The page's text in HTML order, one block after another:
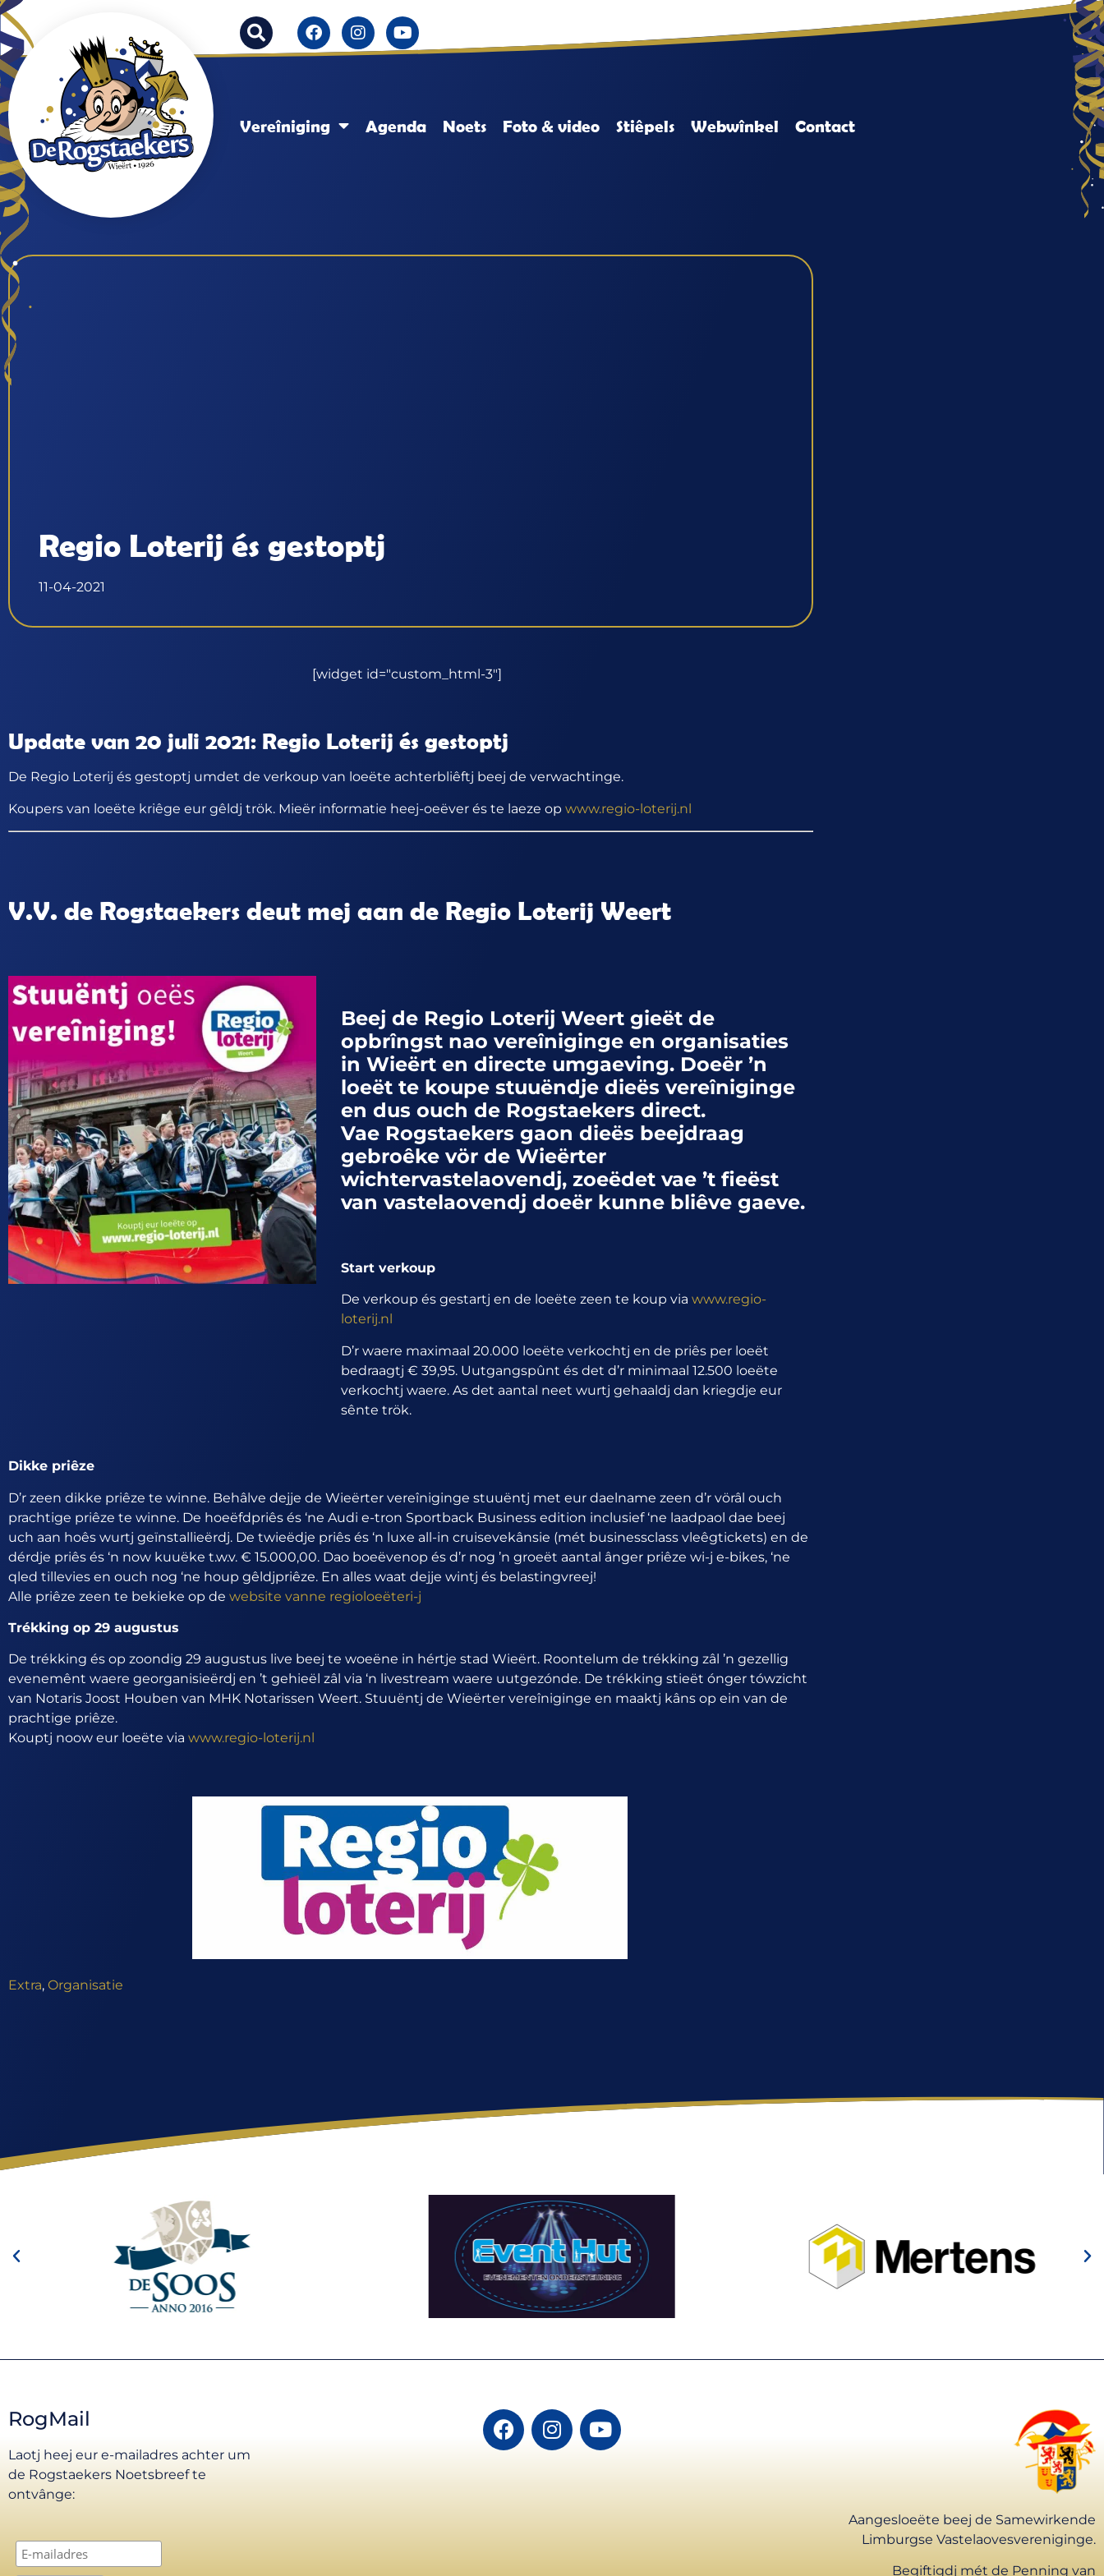
Vereîniging Agenda Noets Foto & video Stiêpels Webwînkel Contact
Regio Loterij és gestoptj
11-04-2021
[widget id="custom_html-3"]
Update van 20 juli 2021: Regio Loterij és gestoptj
De Regio Loterij és gestoptj umdet de verkoup van loeëte achterbliêftj beej de verwachtinge.
Koupers van loeëte kriêge eur gêldj trök. Mieër informatie heej-oeëver és te laeze op www.regio-loterij.nl
V.V. de Rogstaekers deut mej aan de Regio Loterij Weert
Beej de Regio Loterij Weert gieët de
opbrîngst nao vereîniginge en organisaties
in Wieërt en directe umgaeving. Doeër ’n
loeët te koupe stuuëndje dieës vereîniginge
en dus ouch de Rogstaekers direct.
Vae Rogstaekers gaon dieës beejdraag
gebroêke vör de Wieërter
wichtervastelaovendj, zoeëdet vae ’t fieëst
van vastelaovendj doeër kunne bliêve gaeve.
Start verkoup
De verkoup és gestartj en de loeëte zeen te koup via www.regio-
loterij.nl
D’r waere maximaal 20.000 loeëte verkochtj en de priês per loeët
bedraagtj € 39,95. Uutgangspûnt és det d’r minimaal 12.500 loeëte
verkochtj waere. As det aantal neet wurtj gehaaldj dan kriegdje eur
sênte trök.
Dikke priêze
D’r zeen dikke priêze te winne. Behâlve dejje de Wieërter vereîniginge stuuëntj met eur daelname zeen d’r vörâl ouch
prachtige priêze te winne. De hoeëfdpriês és ‘ne Audi e-tron Sportback Business edition inclusief ‘ne laadpaol dae beej
uch aan hoês wurtj geïnstallieërdj. De twieëdje priês és ‘n luxe all-in cruisevekânsie (mét businessclass vleêgtickets) en de
dérdje priês és ‘n now kuuëke t.w.v. € 15.000,00. Dao boeëvenop és d’r nog ’n groeët aantal ânger priêze wi-j e-bikes, ‘ne
qled tillevies en ouch nog ‘ne houp gêldjpriêze. En alles waat dejje wintj és belastingvreej!
Alle priêze zeen te bekieke op de website vanne regioloeëteri-j
Trékking op 29 augustus
De trékking és op zoondig 29 augustus live beej te woeëne in hértje stad Wieërt. Roontelum de trékking zâl ’n gezellig
evenemênt waere georganisieërdj en ’t gehieël zâl via ‘n livestream waere uutgezónde. De trékking stieët ónger tówzicht
van Notaris Joost Houben van MHK Notarissen Weert. Stuuëntj de Wieërter vereîniginge en maaktj kâns op ein van de
prachtige priêze.
Kouptj noow eur loeëte via www.regio-loterij.nl
Extra, Organisatie
RogMail
Laotj heej eur e-mailadres achter um
de Rogstaekers Noetsbreef te
ontvânge:
Aangesloeëte beej de Samewirkende
Limburgse Vastelaovesvereniginge.
Begiftigdj mét de Penning van